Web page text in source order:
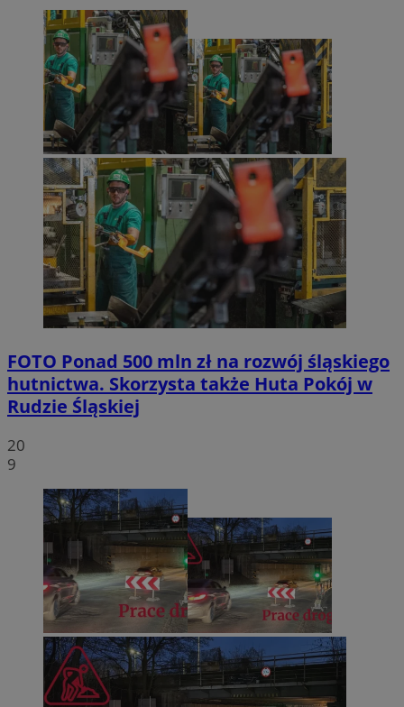
FOTO Ponad 500 mln zł na rozwój śląskiego
hutnictwa. Skorzysta także Huta Pokój w
Rudzie Śląskiej
20
9